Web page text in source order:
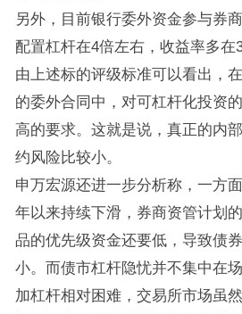
另外，目前银行委外资金参与券
配置杠杆在4倍左右，收益率多在
由上述标的评级标准可以看出，
的委外合同中，对可杠杆化投资
高的要求。这就是说，真正的内
约风险比较小。
申万宏源还进一步分析称，一方
年以来持续下滑，券商资管计划
品的优先级资金还要低，导致债
小。而债市杠杆隐忧并不集中在
加杠杆相对困难，交易所市场虽